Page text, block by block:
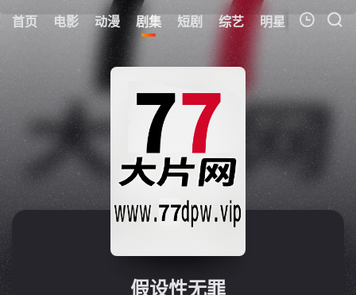
首页 电影 动漫 剧集 短剧 综艺 明星 周表
我的观影记录
暂无观看影片的记录
假设性无罪